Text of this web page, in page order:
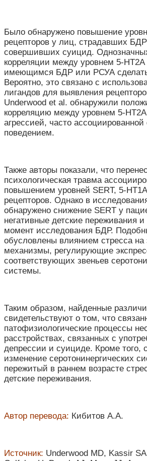
Было обнаружено повышение
рецепторов у лиц, страдавших
совершивших суицид.
корреляции между уровнем 5-HT2А
имеющимся БДР или РСУА сделать
Вероятно, это связано с
лигандов для выявления
Underwood et al. обнаружили
корреляцию между уровнем 5-HT2А
агрессией, часто
поведением.
Также авторы показали, что
психологическая травма
повышением уровней SERT, 5-HT
рецепторов. Однако в
обнаружено снижение SERT у
негативные детские переживания
момент исследования БДР.
обусловлены влиянием стресса на
механизмы, регулирующие
соответствующих звеньев
системы.
Таким образом, найденные
свидетельствуют о том, что
патофизиологические процессы
расстройствах, связанных с
депрессии и суициде. Кроме того,
изменение серотонинергических
пережитый в раннем возрасте
детские переживания.
Автор перевода: Кибитов А.А.
Источник: Underwood MD, Kassir